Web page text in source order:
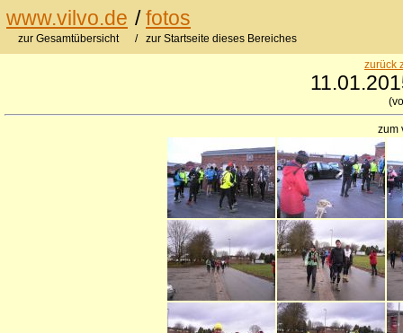
www.vilvo.de /fotos
zur Gesamtübersicht / zur Startseite dieses Bereiches
zurück
zum